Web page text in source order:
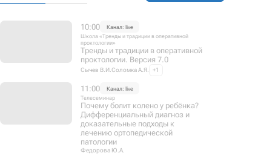
10:00
Канал: live
Школа «Тренды и традиции в оперативной
проктологии»
Тренды и традиции в оперативной
проктологии. Версия 7.0
Сычев В.И.Соломка А.Я. +1
11:00
Канал: live
Телесеминар
Почему болит колено у ребёнка?
Дифференциальный диагноз и
доказательные подходы к
лечению ортопедической
патологии
Федорова Ю.А.